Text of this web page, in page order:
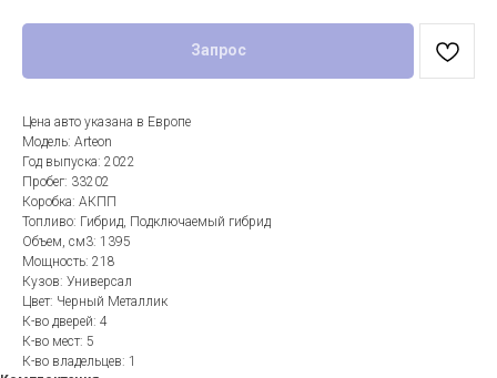
Запрос
Цена авто указана в Европе
Модель: Arteon
Год выпуска: 2022
Пробег: 33202
Коробка: АКПП
Топливо: Гибрид, Подключаемый гибрид
Объем, см3: 1395
Мощность: 218
Кузов: Универсал
Цвет: Черный Металлик
К-во дверей: 4
К-во мест: 5
К-во владельцев: 1